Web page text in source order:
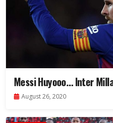
Messi Huyooo… Inter
August 26, 2020